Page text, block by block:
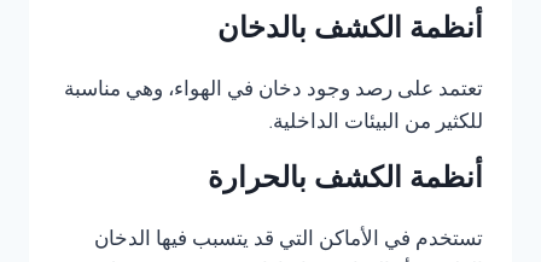
أنظمة الكشف بالدخان
تعتمد على رصد وجود دخان في الهواء، وهي مناسبة
للكثير من البيئات الداخلية.
أنظمة الكشف بالحرارة
تستخدم في الأماكن التي قد يتسبب فيها الدخان